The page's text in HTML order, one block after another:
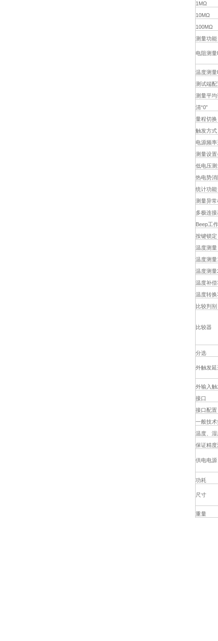
1MΩ
10MΩ
100MΩ
测量功能
电阻测
温度测
测试端配
测量平
清“0”
量程切换
触发方式
电源频
测量设
低电压测
热电势消
统计功能
测量异
多极连
Beep工
按键锁定
温度测量
温度测量
温度测量
温度补
温度转
比较判别
比较器
分选
外触发
外输入触
接口
接口配置
一般技
温度、湿
保证精
供电电源
功耗
尺寸
重量